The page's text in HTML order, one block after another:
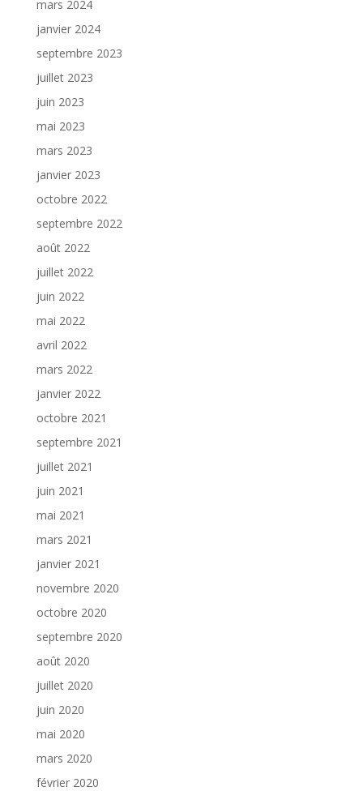
mars 2024
janvier 2024
septembre 2023
juillet 2023
juin 2023
mai 2023
mars 2023
janvier 2023
octobre 2022
septembre 2022
août 2022
juillet 2022
juin 2022
mai 2022
avril 2022
mars 2022
janvier 2022
octobre 2021
septembre 2021
juillet 2021
juin 2021
mai 2021
mars 2021
janvier 2021
novembre 2020
octobre 2020
septembre 2020
août 2020
juillet 2020
juin 2020
mai 2020
mars 2020
février 2020